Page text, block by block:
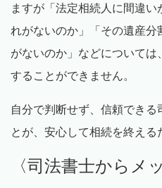
ますが「法定相続人に間違
れがないのか」「その遺産分
がないのか」などについて
することができません。
自分で判断せず、信頼できる
とが、安心して相続を終える
〈司法書士からメ